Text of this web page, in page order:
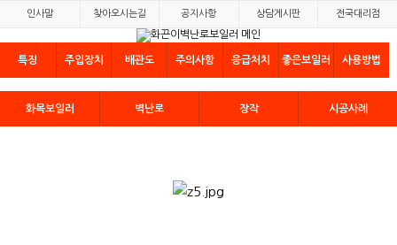
인사말 찾아오시는길 공지사항 상담게시판 전국대리점
특징 주입장치 배관도 주의사항 응급처치 좋은보일러 사용방법
화목보일러 벽난로 장작 시공사례